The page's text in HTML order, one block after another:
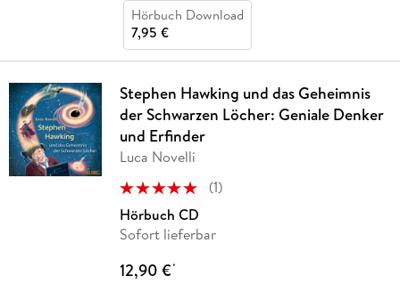
Hörbuch Download
7,95 €
Stephen Hawking und das Geheimnis
der Schwarzen Löcher: Geniale Denker
und Erfinder
Luca Novelli
(1)
Hörbuch CD
Sofort lieferbar
12,90 €*